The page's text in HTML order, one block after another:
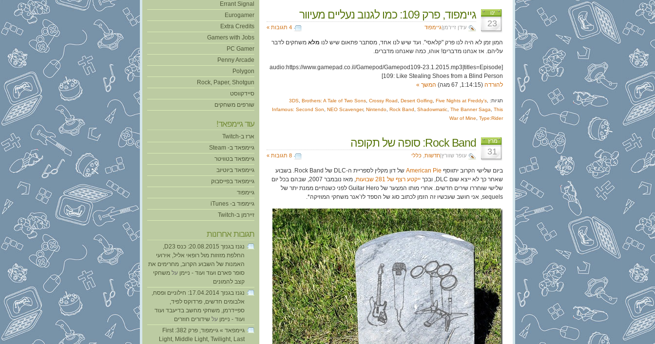
ינו
23
גיימפוד, פרק 109: כמו לגנוב נעליים מעיוור
עידן זיירמן|גיימפוד 4 תגובות »
המון זמן לא היה לנו פרק "קלאסי". ועד שיש לנו אחד, מסתבר פתאום שיש לנו מלא משחקים לדבר
עליהם. אז אנחנו מדברים! אוהו, כמה שאנחנו מדברים.
[audio:https://www.gamepad.co.il/Gamepod/Gamepod109-23.1.2015.mp3|titles=Episode
109: Like Stealing Shoes from a Blind Person]
להורדה (1:14:15, 67 מגה) המשך »
תגיות: 3DS Brothers: A Tale of Two Sons Crossy Road Desert Golfing Five Nights at Freddy's
Infamous: Second Son
NEO Scavenger, Nintendo Rock Band Shadowmatic The Banner Saga
This
War of Mine
Type:Rider
מרץ
31
Rock Band: סופה של תקופה
עופר שוורץ|חדשות כללי 8 תגובות »
ביום שלישי הקרוב יתווסף American Pie
של דון מקלין לספריית ה-DLC של Rock Band. בשבוע
שאחר כך לא ייצא שום DLC, ובכך
ייקטע רצף של 281 שבועות
, מאז נובמבר 2007, שבהם בכל יום
שלישי שוחררו שירים חדשים. אחרי מותו המצער של Guitar Hero לפני כשנתיים ממנת יתר של
sequels, אני חושב שעכשיו זה הזמן לכתוב סוג של הספד לז’אנר משחקי המוזיקה*.
Errant Signal
Eurogamer
Extra Credits
Gamers with Jobs
PC Gamer
Penny Arcade
Polygon
Rock, Paper, Shotgun
סיידקווסט
שורפים משחקים
עוד גיימפאד!
ארז ב-Twitch
גיימפאד ב- Steam
גיימפאד בטוויטר
גיימפאד ביוטיוב
גיימפאד בפייסבוק
גיימפוד
גיימפוד ב- iTunes
זיירמן ב-Twitch
תגובות אחרונות
נגנז בגנזך 20.08.2015: כנס D23,
החלפת מזוזות מול רופאי אליל, אירועי
האמנות של השבוע הקרוב, מחרימים את
סופר פארם ועוד ועוד - ניימן על משחקי
קצב להמונים
נגנז בגנזך 17.04.2014: חילוניים ופסח,
אלבומים חדשים, פרדוקס לפיד,
ספיידרמן, משחקי מחשב בדיעבד ועוד
ועוד - ניימן על שידורים חוזרים
גיימפאד » גיימפוד, פרק 382: First
Light, Middle Light, Twilight, Last